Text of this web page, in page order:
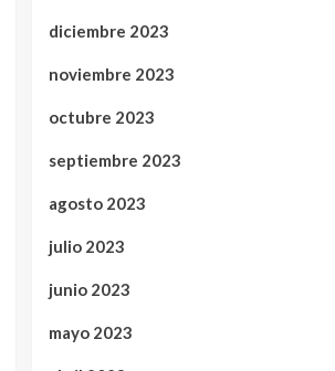
diciembre 2023
noviembre 2023
octubre 2023
septiembre 2023
agosto 2023
julio 2023
junio 2023
mayo 2023